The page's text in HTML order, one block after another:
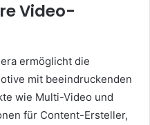
Video-
ermöglicht die
mit beeindruckenden
wie Multi-Video und
für Content-Ersteller,